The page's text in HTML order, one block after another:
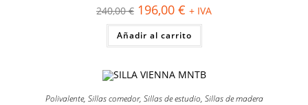
240,00€ El
precio
original
era:
240,00 €.
196,00 € El
precio
actual
es:
196,00 €.
+ IVA
Añadir al carrito
Polivalente, Sillas comedor, Sillas de estudio, Sillas de madera